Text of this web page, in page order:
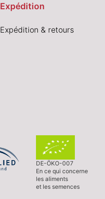
Expédition
Expédition & retours
DE-ÖKO-007
En ce qui concerne
les aliments
et les semences